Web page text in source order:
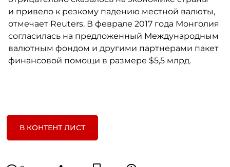
и привело к резкому падению местной валюты,
отмечает Reuters. В феврале 2017 года Монголия
согласилась на предложенный Международным
валютным фондом и другими партнерами пакет
финансовой помощи в размере $5,5 млрд.
В КОНТЕНТ ЛИСТ